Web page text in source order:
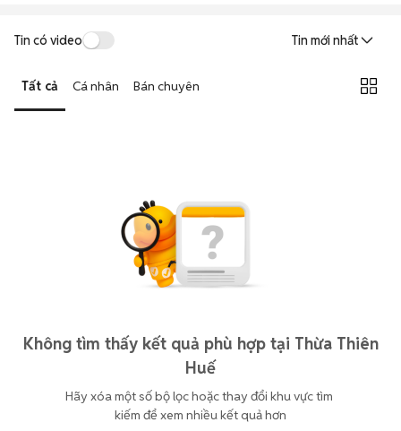
Tin có video Tin mới nhất
Tất cả Cá nhân Bán chuyên
Không tìm thấy kết quả phù hợp tại Thừa Thiên
Huế
Hãy xóa một số bộ lọc hoặc thay đổi khu vực tìm
kiếm để xem nhiều kết quả hơn